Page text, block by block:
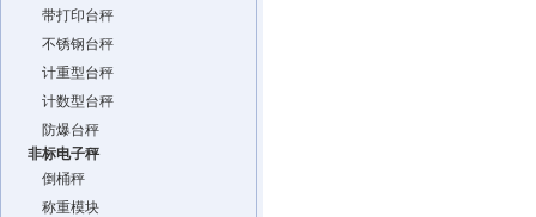
带打印台秤
不锈钢台秤
计重型台秤
计数型台秤
防爆台秤
非标电子秤
倒桶秤
称重模块